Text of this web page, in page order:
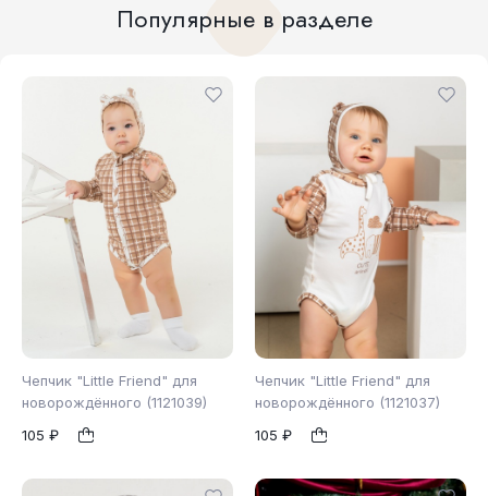
Популярные в разделе
Чепчик "Little Friend" для
новорождённого (1121039)
105 ₽
48
Чепчик "Little Friend" для
новорождённого (1121037)
105 ₽
40